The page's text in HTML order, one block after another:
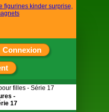
Connexion
-
17